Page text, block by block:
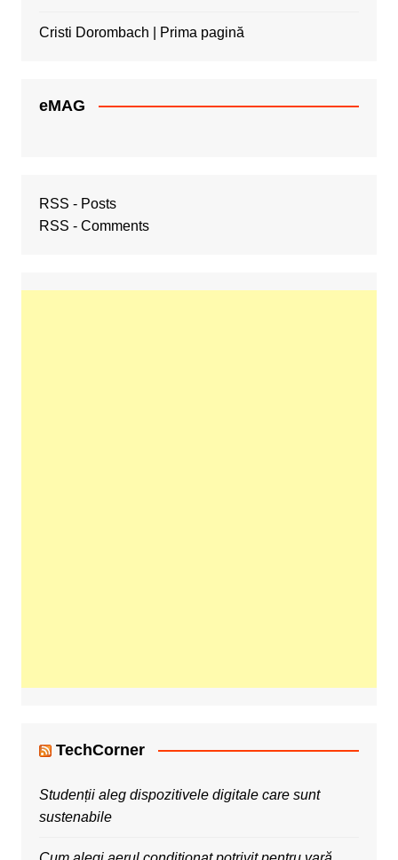
Cristi Dorombach | Prima pagină
eMAG
RSS - Posts
RSS - Comments
TechCorner
Studenții aleg dispozitivele digitale care sunt
sustenabile